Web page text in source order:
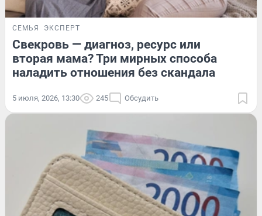
СЕМЬЯ ЭКСПЕРТ
Свекровь — диагноз, ресурс или
вторая мама? Три мирных способа
наладить отношения без скандала
5 июля, 2026, 13:30 245 Обсудить